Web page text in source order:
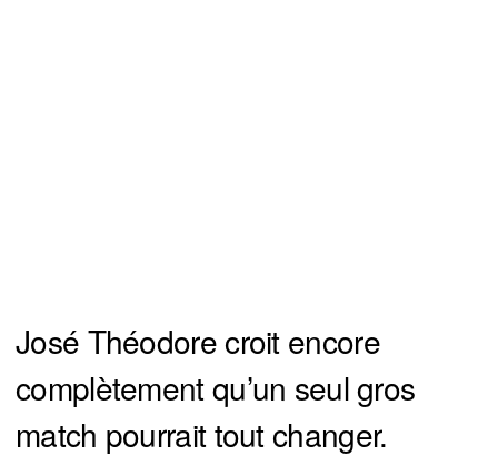
José Théodore croit encore
complètement qu’un seul gros
match pourrait tout changer.